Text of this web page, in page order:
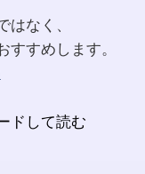
なく、
すめします。